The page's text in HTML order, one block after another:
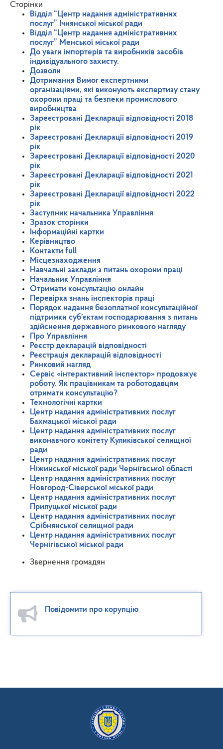
Сторінки
Відділ “Центр надання адміністративних
послуг” Ічнянської міської ради
Відділ “Центр надання адміністративних
послуг” Менської міської ради
До уваги імпортерів та виробників засобів
індивідуального захисту.
Дозволи
Дотримання Вимог експертними
організаціями, які виконують експертизу стану
охорони праці та безпеки промислового
виробництва
Зареєстровані Декларації відповідності 2018
рік
Зареєстровані Декларації відповідності 2019
рік
Зареєстровані Декларації відповідності 2020
рік
Зареєстровані Декларації відповідності 2021
рік
Зареєстровані Декларації відповідності 2022
рік
Заступник начальника Управління
Зразок сторінки
Інформаційні картки
Керівництво
Контакти full
Місцезнаходження
Навчальні заклади з питань охорони праці
Начальник Управління
Отримати консультацію онлайн
Перевірка знань інспекторів праці
Порядок надання безоплатної консультаційної
підтримки суб’єктам господарювання з питань
здійснення державного ринкового нагляду
Про Управління
Реєстр декларацій відповідності
Реєстрація декларацій відповідності
Ринковий нагляд
Сервіс «інтерактивний інспектор» продовжує
роботу. Як працівникам та роботодавцям
отримати консультацію?
Технологічні картки
Центр надання адміністративних послуг
Бахмацької міської ради
Центр надання адміністративних послуг
виконавчого комітету Куликівської селищної
ради
Центр надання адміністративних послуг
Ніжинської міської ради Чернігвської області
Центр надання адміністративних послуг
Новгород-Сіверської міської ради
Центр надання адміністративних послуг
Прилуцької міської ради
Центр надання адміністративних послуг
Срібнянської селищної ради
Центр надання адміністративних послуг
Чернігівської міської ради
Звернення громадян
Повідомити про корупцію